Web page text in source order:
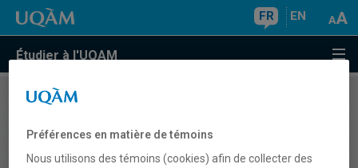
FR EN
Étudier à l'UQAM
COURS//
siècles
Préférences en matière de témoins
Nous utilisons des témoins (cookies) afin de collecter des